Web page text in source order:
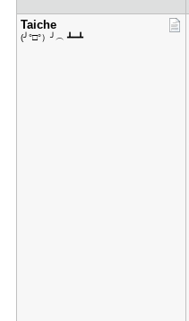
Taiche
(╯°□°）╯︵ ┻━┻